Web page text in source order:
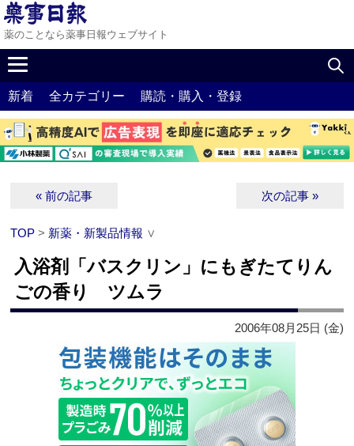
薬のことなら薬事日報ウェブサイト
新着 全カテゴリー 購読・購入・登録
« 前の記事 次の記事 »
TOP > 新薬・新製品情報 ∨
入浴剤「バスクリン」にもぎたてりん
ごの香り ツムラ
2006年08月25日 (金)